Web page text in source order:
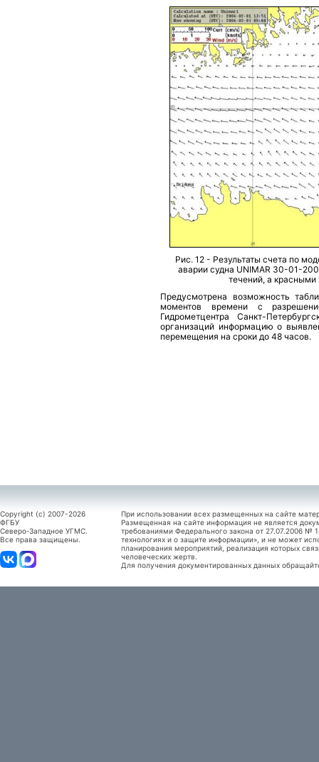
Рис. 12 - Результаты счета по
аварии судна UNIMAR 30-01-
течений, а красными
Предусмотрена возможность
моментов времени с
Гидрометцентра Санкт-
организаций информацию о
перемещения на сроки до 48 часов.
Copyright (c) 2007-2026
ФГБУ
Северо-Западное УГМС.
Все права защищены.
При использовании всех размещенных на сайте
Размещенная на сайте информация не является
требованиями Федерального закона от 27.07.2006
технологиях и о защите информации», и не может
планирования мероприятий, реализация которых
человеческих жертв.
Для получения документированных данных